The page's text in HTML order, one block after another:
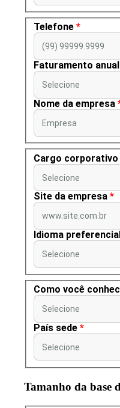
Telefone *
(99) 99999.9999
Faturamento
Selecione
Nome da empresa
Empresa
Cargo corporativo
Selecione
Site da empresa *
www.site.com.br
Idioma
Selecione
Como você
Selecione
País sede *
Selecione
Tamanho da base